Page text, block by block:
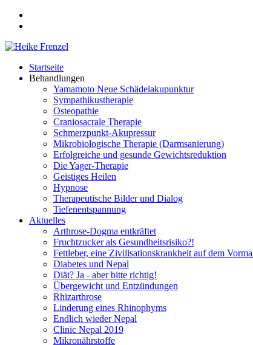
Startseite
Behandlungen
Yamamoto Neue Schädelakupunktur
Sympathikustherapie
Osteopathie
Craniosacrale Therapie
Schmerzpunkt-Akupressur
Mikrobiologische Therapie (Darmsanierung)
Erfolgreiche und gesunde Gewichtsreduktion
Die Yager-Therapie
Geistiges Heilen
Hypnose
Therapeutische Bilder und Dialog
Tiefenentspannung
Aktuelles
Arthrose-Dogma entkräftet
Fruchtzucker als Gesundheitsrisiko?!
Fettleber, eine Zivilisationskrankheit auf dem
Diabetes und Nepal
Diät? Ja - aber bitte richtig!
Übergewicht und Entzündungen
Rhizarthrose
Linderung eines Rhinophyms
Endlich wieder Nepal
Clinic Nepal 2019
Mikronährstoffe